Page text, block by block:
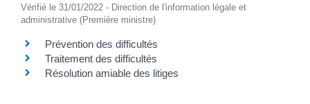
Vérifié le 31/01/2022 - Direction de l'information légale et
administrative (Première ministre)
Prévention des difficultés
Traitement des difficultés
Résolution amiable des litiges